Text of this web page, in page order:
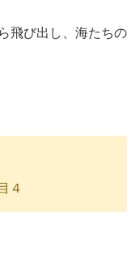
飛び出し、海たちの
４